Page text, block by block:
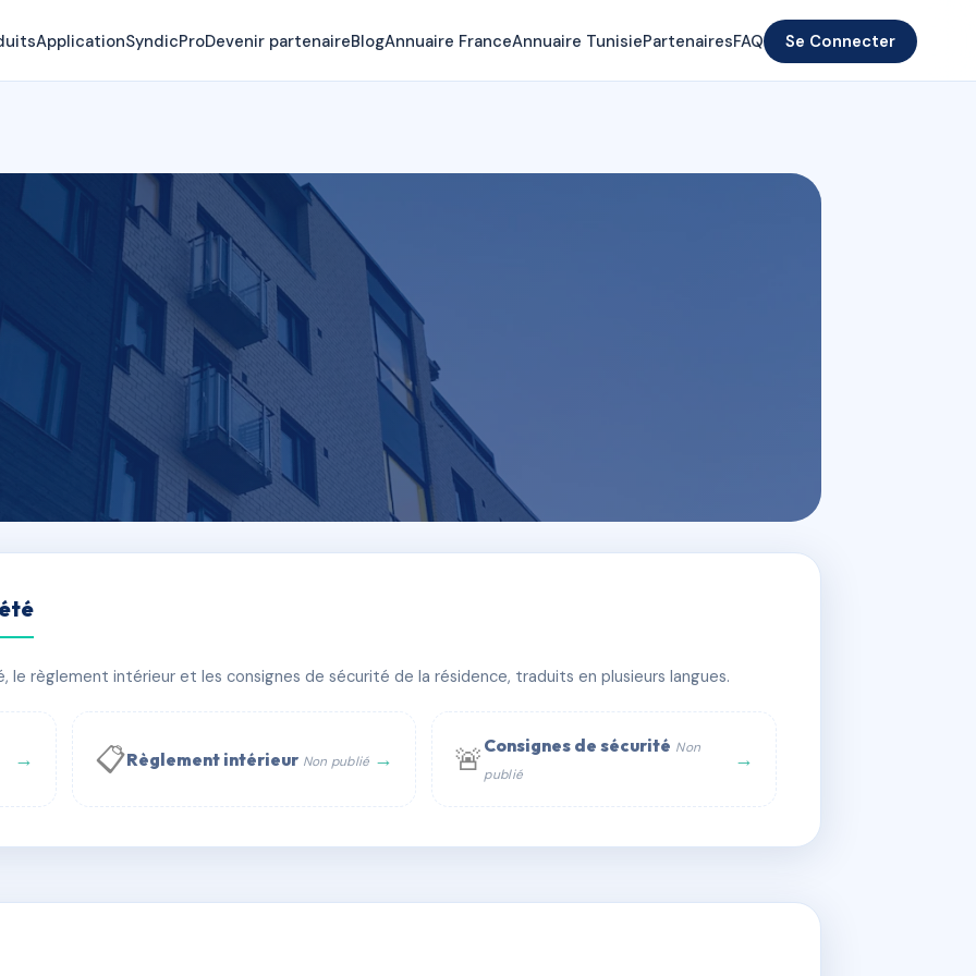
ApplicationSyndicProDevenir partenaireBlogAnnuaire FranceAnnuaire TunisiePartenairesFAQ Se Connecter
G1
WhatsApp
règlement intérieur et les consignes de sécurité de la résidence, traduits en plusieurs langues.
→ 📋Règlement intérieur Non publié → 🚨 Consignes de sécurité Non
publié
→
AD1856780 🇫🇷